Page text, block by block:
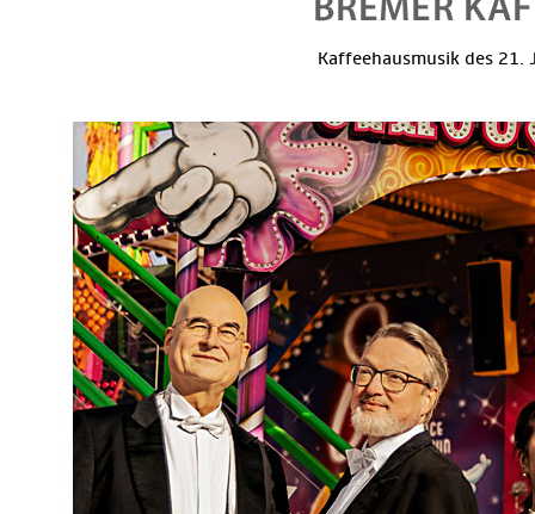
Kaffeehausmusik des 21.